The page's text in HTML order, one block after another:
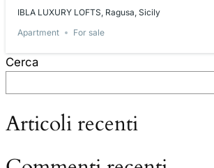
IBLA LUXURY LOFTS, Ragusa, Sicily
Apartment
For sale
Cerca
Articoli recenti